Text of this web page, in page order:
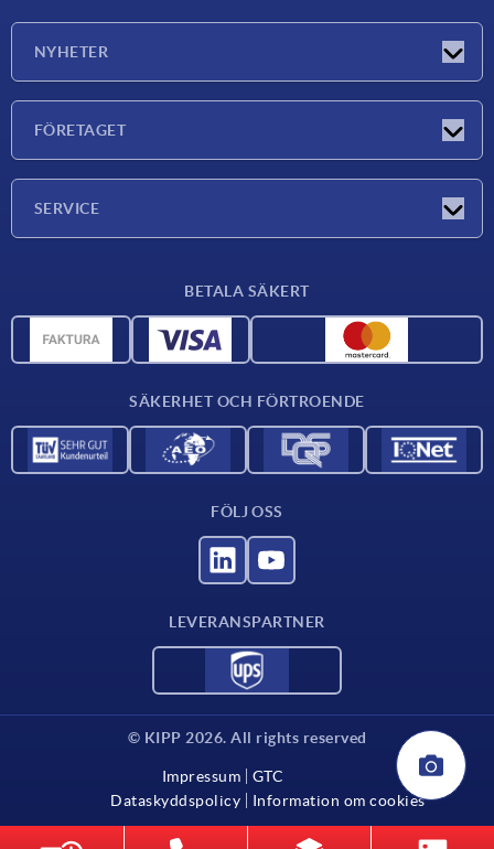
NYHETER
FÖRETAGET
SERVICE
CAD-data
BETALA SÄKERT
SÄKERHET OCH FÖRTROENDE
FÖLJ OSS
LEVERANSPARTNER
© KIPP 2026. All rights reserved
Impressum
GTC
Dataskyddspolicy
Information om cookies